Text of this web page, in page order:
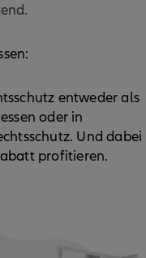
entweder als
oder in
Und dabei
profitieren.